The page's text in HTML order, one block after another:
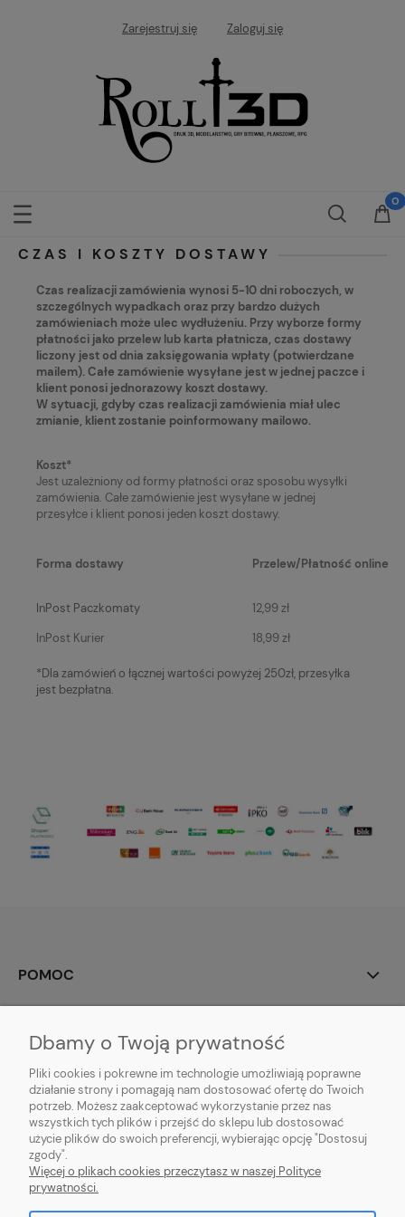
Zarejestruj się Zaloguj się
CZAS I KOSZTY DOSTAWY
Czas realizacji zamówienia wynosi 5-10 dni roboczych, w
szczególnych wypadkach oraz przy bardzo dużych
zamówieniach może ulec wydłużeniu. Przy wyborze formy
płatności jako przelew lub karta płatnicza, czas dostawy
liczony jest od dnia zaksięgowania wpłaty (potwierdzane
mailem). Całe zamówienie wysyłane jest w jednej paczce i
klient ponosi jednorazowy koszt dostawy.
W sytuacji, gdyby czas realizacji zamówienia miał ulec
zmianie, klient zostanie poinformowany mailowo.
Koszt*
Jest uzależniony od formy płatności oraz sposobu wysyłki
zamówienia. Całe zamówienie jest wysyłane w jednej
przesyłce i klient ponosi jeden koszt dostawy.
Forma dostawy Przelew/Płatność online
InPost Paczkomaty
12,99 zł
InPost Kurier
18,99 zł
*Dla zamówień o łącznej wartości powyżej 250zł, przesyłka
jest bezpłatna.
POMOC
PŁATNOŚCI I DOSTAWA
INFORMACJE
O NAS
Dbamy o Twoją prywatność
Pliki cookies i pokrewne im technologie umożliwiają poprawne
działanie strony i pomagają nam dostosować ofertę do Twoich
potrzeb. Możesz zaakceptować wykorzystanie przez nas
wszystkich tych plików i przejść do sklepu lub dostosować
użycie plików do swoich preferencji, wybierając opcję "Dostosuj
zgody".
Więcej o plikach cookies przeczytasz w naszej Polityce
prywatności.